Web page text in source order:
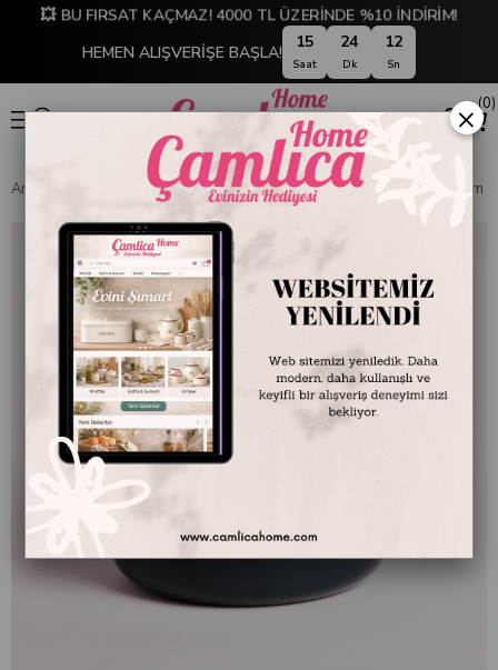
💥 BU FIRSAT KAÇMAZ! 4000 TL ÜZERİNDE %10 İNDİRİM!
HEMEN ALIŞVERİŞE BAŞLA!
15
Saat
24
Dk
12
Sn
0
Anasayfa EMAYE DÜNYASI Pişirme Grubu Tencere Emaye 22 cm
×